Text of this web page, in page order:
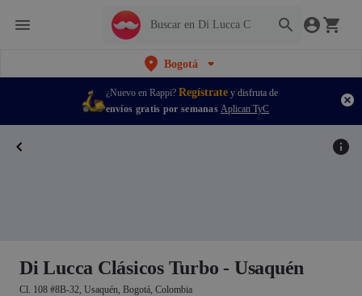
Bogotá
¿Nuevo en Rappi? Regístrate y disfruta de
envíos gratis por semanas Aplican TyC
Di Lucca Clásicos Turbo - Usaquén
Cl. 108 #8B-32, Usaquén, Bogotá, Colombia